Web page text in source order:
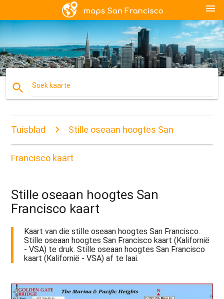
menu
search Soek kaarte
Tuisblad Stille oseaan hoogtes San
Francisco kaart
Stille oseaan hoogtes San
Francisco kaart
Kaart van die stille oseaan hoogtes San Francisco.
Stille oseaan hoogtes San Francisco kaart (Kalifornië
- VSA) te druk. Stille oseaan hoogtes San Francisco
kaart (Kalifornië - VSA) af te laai.